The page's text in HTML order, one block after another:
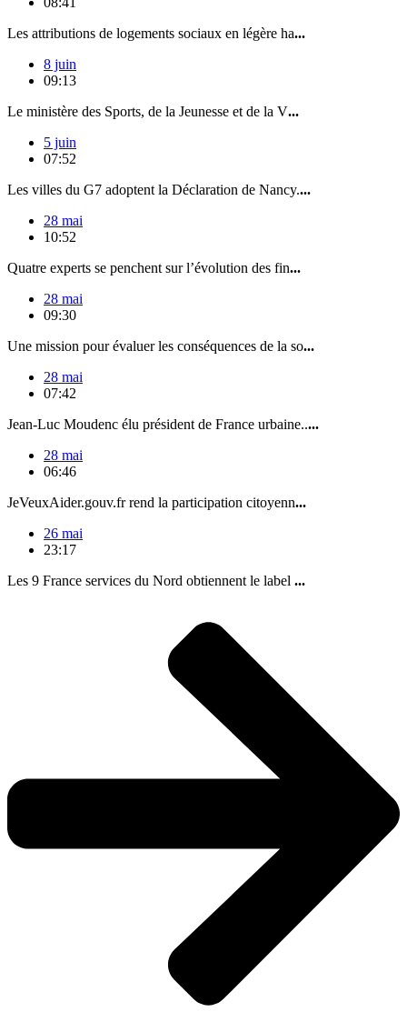
Les attributions de logements sociaux en légère ha...
8 juin
09:13
Le ministère des Sports, de la Jeunesse et de la V...
5 juin
07:52
Les villes du G7 adoptent la Déclaration de Nancy....
28 mai
10:52
Quatre experts se penchent sur l’évolution des fin...
28 mai
09:30
Une mission pour évaluer les conséquences de la so...
28 mai
07:42
Jean-Luc Moudenc élu président de France urbaine.....
28 mai
06:46
JeVeuxAider.gouv.fr rend la participation citoyenn...
26 mai
23:17
Les 9 France services du Nord obtiennent le label ...